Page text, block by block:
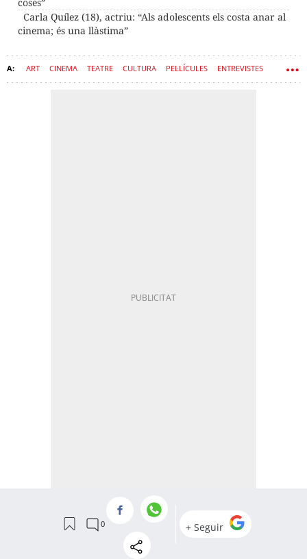
Carla Quílez (18), actriu: “Als adolescents els costa anar al
cinema; és una llàstima”
ART CINEMA TEATRE CULTURA PEL·LÍCULES ENTREVISTES